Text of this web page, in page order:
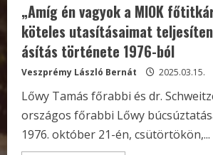
„Amíg én vagyok a MIOK
köteles utasításaimat
ásítás története 1976-ból
Veszprémy László Bernát 2025.03.15.
Lőwy Tamás főrabbi és dr.
országos főrabbi Lőwy
1976. október 21-én, csütörtökön,...